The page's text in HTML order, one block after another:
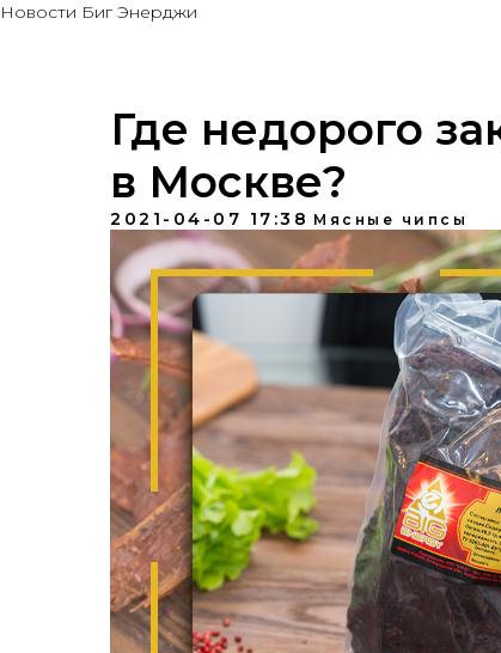
Новости Биг Энерджи
Где недорого
в Москве?
2021-04-07 17:38 Мясные чипсы